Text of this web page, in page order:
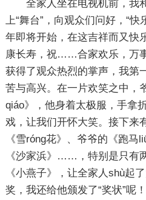
全家人坐在电视机前，我
上“舞台”，向观众们问好，“
年即将开始，在这吉祥而又快
康长寿，祝……合家欢乐，万
获得了观众热烈的掌声，我第
苦与高兴。在一片欢笑之中，
qiáo》，他身着太极服，手拿
戏，让我们开怀大笑。接下来
《雪róng花》、爷爷的《跑马
《沙家浜》……，特别是只有
《小燕子》，让全家人shù起
奖，我还给他颁发了“奖状”呢！